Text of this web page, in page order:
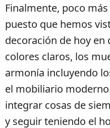
Finalmente, poco
puesto que hemos
decoración de hoy
colores claros, los
armonía incluyendo
el mobiliario
integrar cosas de
y seguir teniendo el